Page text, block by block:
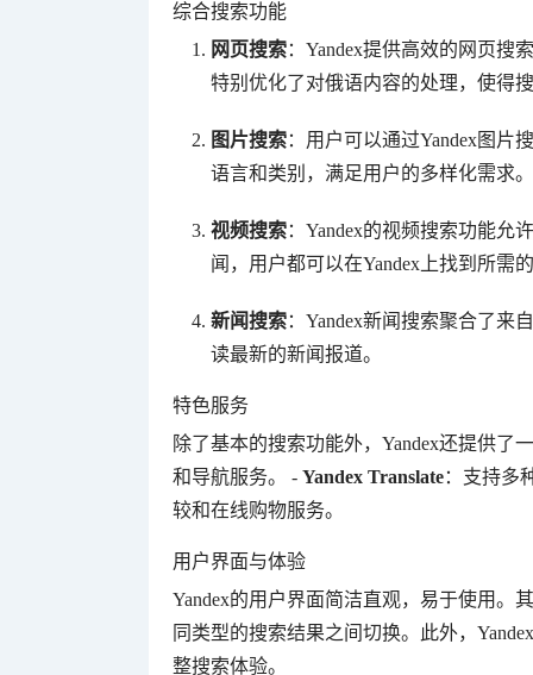
综合搜索功能
网页搜索：Yandex提供高效的网页搜
特别优化了对俄语内容的处理，使得
图片搜索：用户可以通过Yandex图片
语言和类别，满足用户的多样化需求。
视频搜索：Yandex的视频搜索功能允
闻，用户都可以在Yandex上找到所需
新闻搜索：Yandex新闻搜索聚合了来
读最新的新闻报道。
特色服务
除了基本的搜索功能外，Yandex还提供了
和导航服务。 - Yandex Translate：支持多
较和在线购物服务。
用户界面与体验
Yandex的用户界面简洁直观，易于使用。
同类型的搜索结果之间切换。此外，
整搜索体验。